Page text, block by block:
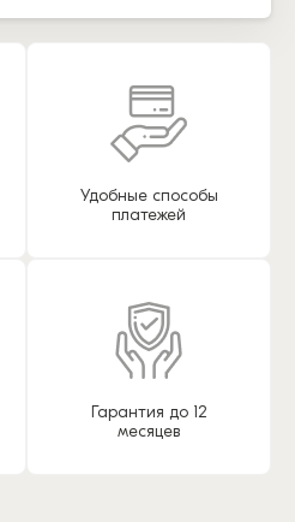
Удобные способы
платежей
Гарантия до 12
месяцев